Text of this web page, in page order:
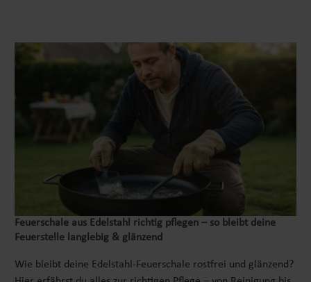
Feuerschale aus Edelstahl richtig pflegen – so bleibt deine
Feuerstelle langlebig & glänzend
Wie bleibt deine Edelstahl-Feuerschale rostfrei und glänzend?